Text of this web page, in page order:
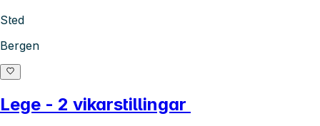
Sted
Bergen
Lege - 2 vikarstillingar